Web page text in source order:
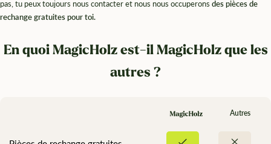
pas, tu peux toujours nous contacter et nous nous occuperons des pièces de
rechange gratuites pour toi.
En quoi MagicHolz est-il MagicHolz que les
autres ?
Autres